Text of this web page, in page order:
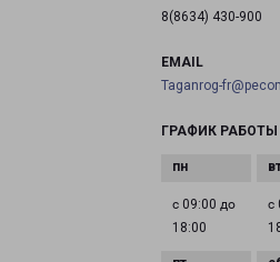
8(8634) 430-900
EMAIL
Taganrog-
ГРАФИК РАБОТЫ
с 09:00 до
18:00
с